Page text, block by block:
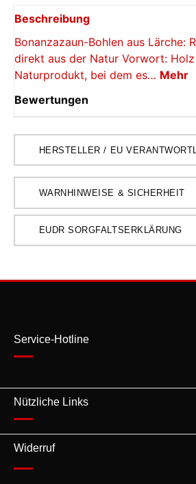
Beschreibung
Bonanzazaun-Bohlen aus Lärche:
direkt aus der Natur Vorwort:
Naturprodukt, bei dem es… Mehr
Bewertungen
HERSTELLER / EU
WARNHINWEISE & SICHERHEIT
EUDR SORGFALTSERKLÄRUNG
Service-Hotline
Nützliche Links
Widerruf